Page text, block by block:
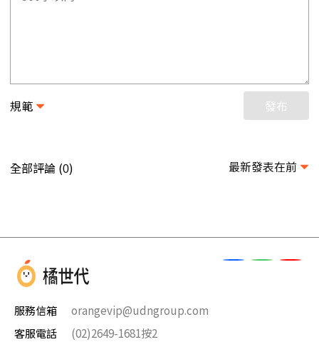
規範 發布
全部評論 (0) 最新發表在前
服務信箱
orangevip@udngroup.com
客服電話
(02)2649-1681按2